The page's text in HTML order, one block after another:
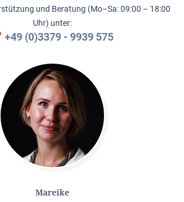
und Beratung (Mo–Sa: 09:00 – 18:00
Uhr) unter:
+49 (0)3379 - 9939 575
Mareike